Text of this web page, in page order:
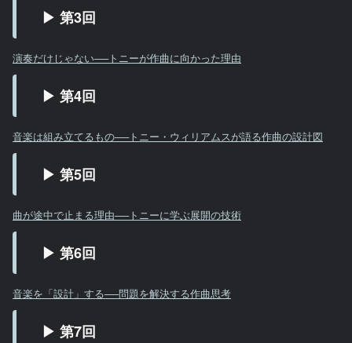
▶ 第3回
演奏だけじゃない──トニーが作曲に向かった理由
▶ 第4回
音楽は組み立てるもの──トニー・ウィリアムスが語る作曲の設計図
▶ 第5回
曲が途中で止まる理由──トニーに学ぶ展開の技術
▶ 第6回
音楽を「設計」する──問題を解決する作曲思考
▶ 第7回